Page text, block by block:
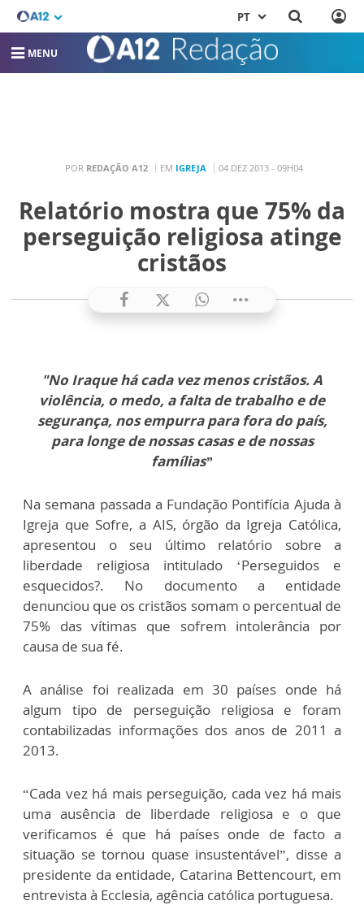
PT
MENU
POR REDAÇÃO A12 EM IGREJA 04 DEZ 2013 - 09H04
Relatório mostra que 75% da
perseguição religiosa atinge
cristãos
"No Iraque há cada vez menos cristãos. A
violência, o medo, a falta de trabalho e de
segurança, nos empurra para fora do país,
para longe de nossas casas e de nossas
famílias”
Na semana passada a Fundação Pontifícia Ajuda à
Igreja que Sofre, a AIS, órgão da Igreja Católica,
apresentou o seu último relatório sobre a
liberdade religiosa intitulado ‘Perseguidos e
esquecidos?. No documento a entidade
denunciou que os cristãos somam o percentual de
75% das vítimas que sofrem intolerância por
causa de sua fé.
A análise foi realizada em 30 países onde há
algum tipo de perseguição religiosa e foram
contabilizadas informações dos anos de 2011 a
2013.
“Cada vez há mais perseguição, cada vez há mais
uma ausência de liberdade religiosa e o que
verificamos é que há países onde de facto a
situação se tornou quase insustentável”, disse a
presidente da entidade, Catarina Bettencourt, em
entrevista à Ecclesia, agência católica portuguesa.